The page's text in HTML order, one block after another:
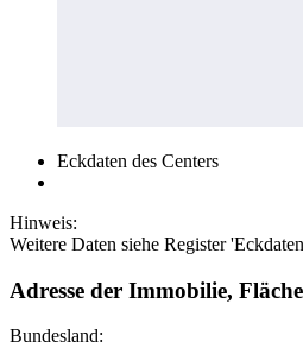
Eckdaten des Centers
Hinweis:
Weitere Daten siehe Register
Adresse der Immobilie, Fläche
Bundesland: